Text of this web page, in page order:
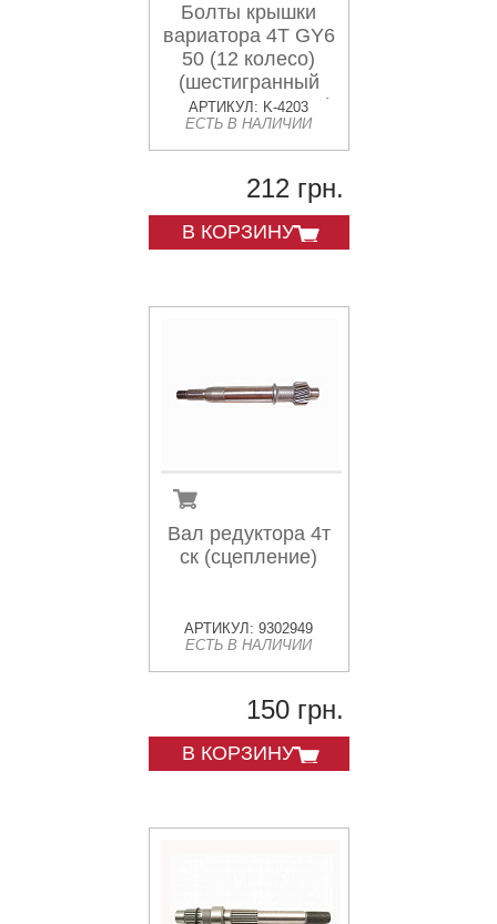
Болты крышки
вариатора 4T GY6
50 (12 колесо)
(шестигранный
шлиц, 9шт +ключ)
SHUK
АРТИКУЛ: K-4203
ЕСТЬ В НАЛИЧИИ
212 грн.
В КОРЗИНУ
Вал редуктора 4т
ск (сцепление)
АРТИКУЛ: 9302949
ЕСТЬ В НАЛИЧИИ
150 грн.
В КОРЗИНУ